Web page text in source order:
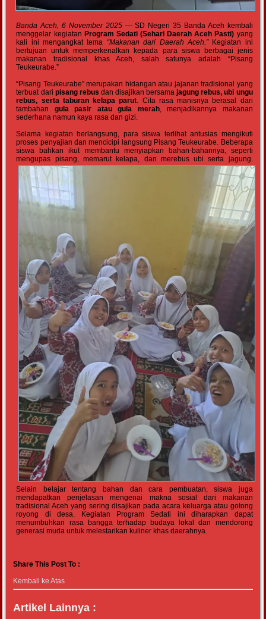
Banda Aceh, 6 November 2025— SD Negeri 35 Banda Aceh kembali
menggelar kegiatan Program Sedati (Sehari Daerah Aceh Pasti) yang
kali ini mengangkat tema “Makanan dari Daerah Aceh.”Kegiatan ini
bertujuan untuk memperkenalkan kepada para siswa berbagai jenis
makanan tradisional khas Aceh, salah satunya adalah “Pisang
Teukeurabe.”
“Pisang Teukeurabe” merupakan hidangan atau jajanan tradisional yang
terbuat dari pisang rebus dan disajikan bersamajagung rebus, ubi ungu
rebus, serta taburan kelapa parut. Cita rasa manisnya berasal dari
tambahan gula pasir atau gula merah, menjadikannya makanan
sederhana namun kaya rasa dan gizi.
Selama kegiatan berlangsung, para siswa terlihat antusias mengikuti
proses penyajian dan mencicipi langsung Pisang Teukeurabe. Beberapa
siswa bahkan ikut membantu menyiapkan bahan-bahannya, seperti
mengupas pisang, memarut kelapa, dan merebus ubi serta jagung.
Selain belajar tentang bahan dan cara pembuatan, siswa juga
mendapatkan penjelasan mengenai makna sosial dari makanan
tradisional Aceh yang sering disajikan pada acara keluarga atau gotong
royong di desa. Kegiatan Program Sedati ini diharapkan dapat
menumbuhkan rasa bangga terhadap budaya lokal dan mendorong
generasi muda untuk melestarikan kuliner khas daerahnya.
Share This Post To :
Kembali ke Atas
Artikel Lainnya :